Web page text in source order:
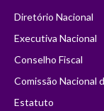
Diretório Nacional
Executiva Nacional
Conselho Fiscal
Comissão Nacional
Estatuto